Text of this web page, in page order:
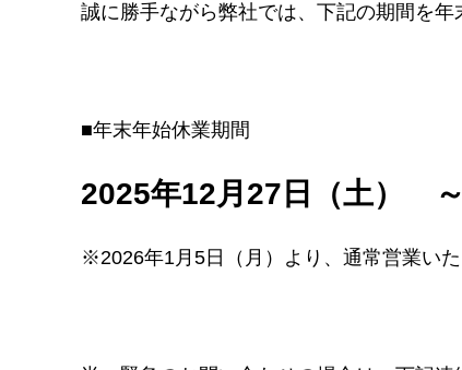
誠に勝手ながら弊社では、下記の期間を
■年末年始休業期間
2025年12月27日（土）　
※2026年1月5日（月）より、通常営業いた